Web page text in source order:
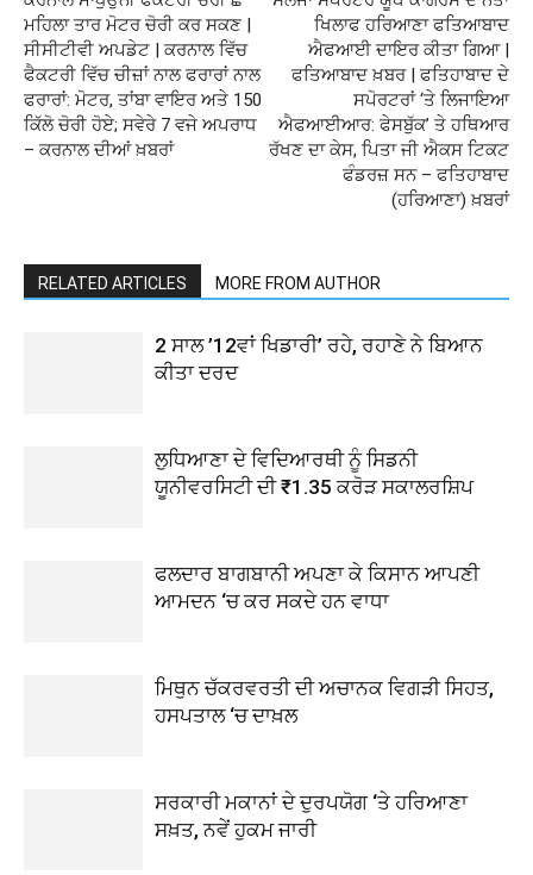
ਮਹਿਲਾ ਤਾਰ ਮੋਟਰ ਚੋਰੀ ਕਰ ਸਕਣ |
ਸੀਸੀਟੀਵੀ ਅਪਡੇਟ | ਕਰਨਾਲ ਵਿੱਚ
ਫੈਕਟਰੀ ਵਿੱਚ ਚੀਜ਼ਾਂ ਨਾਲ ਫਰਾਰਾਂ ਨਾਲ
ਫਰਾਰਾਂ: ਮੋਟਰ, ਤਾਂਬਾ ਵਾਇਰ ਅਤੇ 150
ਕਿੱਲੋ ਚੋਰੀ ਹੋਏ; ਸਵੇਰੇ 7 ਵਜੇ ਅਪਰਾਧ
– ਕਰਨਾਲ ਦੀਆਂ ਖ਼ਬਰਾਂ
ਖਿਲਾਫ ਹਰਿਆਣਾ ਫਤਿਆਬਾਦ
ਐਫਆਈ ਦਾਇਰ ਕੀਤਾ ਗਿਆ |
ਫਤਿਆਬਾਦ ਖ਼ਬਰ | ਫਤਿਹਾਬਾਦ ਦੇ
ਸਪੋਰਟਰਾਂ ‘ਤੇ ਲਿਜਾਇਆ
ਐਫਆਈਆਰ: ਫੇਸਬੁੱਕ’ ਤੇ ਹਥਿਆਰ
ਰੱਖਣ ਦਾ ਕੇਸ, ਪਿਤਾ ਜੀ ਐਕਸ ਟਿਕਟ
ਫੰਡਰਜ਼ ਸਨ – ਫਤਿਹਾਬਾਦ
(ਹਰਿਆਣਾ) ਖ਼ਬਰਾਂ
RELATED ARTICLES MORE FROM AUTHOR
2 ਸਾਲ ’12ਵਾਂ ਖਿਡਾਰੀ’ ਰਹੇ, ਰਹਾਣੇ ਨੇ ਬਿਆਨ
ਕੀਤਾ ਦਰਦ
ਲੁਧਿਆਣਾ ਦੇ ਵਿਦਿਆਰਥੀ ਨੂੰ ਸਿਡਨੀ
ਯੂਨੀਵਰਸਿਟੀ ਦੀ ₹1.35 ਕਰੋੜ ਸਕਾਲਰਸ਼ਿਪ
ਫਲਦਾਰ ਬਾਗਬਾਨੀ ਅਪਣਾ ਕੇ ਕਿਸਾਨ ਆਪਣੀ
ਆਮਦਨ ‘ਚ ਕਰ ਸਕਦੇ ਹਨ ਵਾਧਾ
ਮਿਥੁਨ ਚੱਕਰਵਰਤੀ ਦੀ ਅਚਾਨਕ ਵਿਗੜੀ ਸਿਹਤ,
ਹਸਪਤਾਲ ‘ਚ ਦਾਖ਼ਲ
ਸਰਕਾਰੀ ਮਕਾਨਾਂ ਦੇ ਦੁਰਪਯੋਗ ‘ਤੇ ਹਰਿਆਣਾ
ਸਖ਼ਤ, ਨਵੇਂ ਹੁਕਮ ਜਾਰੀ